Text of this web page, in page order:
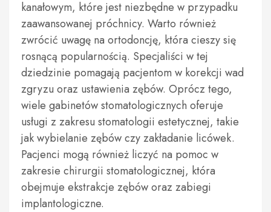
kanałowym, które jest niezbędne w przypadku
zaawansowanej próchnicy. Warto również
zwrócić uwagę na ortodoncję, która cieszy się
rosnącą popularnością. Specjaliści w tej
dziedzinie pomagają pacjentom w korekcji wad
zgryzu oraz ustawienia zębów. Oprócz tego,
wiele gabinetów stomatologicznych oferuje
usługi z zakresu stomatologii estetycznej, takie
jak wybielanie zębów czy zakładanie licówek.
Pacjenci mogą również liczyć na pomoc w
zakresie chirurgii stomatologicznej, która
obejmuje ekstrakcje zębów oraz zabiegi
implantologiczne.